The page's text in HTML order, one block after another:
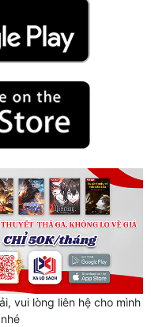
vui lòng liên hệ cho mình